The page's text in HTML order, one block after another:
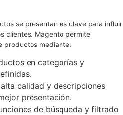
se presentan es clave para influir
clientes. Magento permite
productos mediante:
en categorías y
calidad y descripciones
presentación.
de búsqueda y filtrado